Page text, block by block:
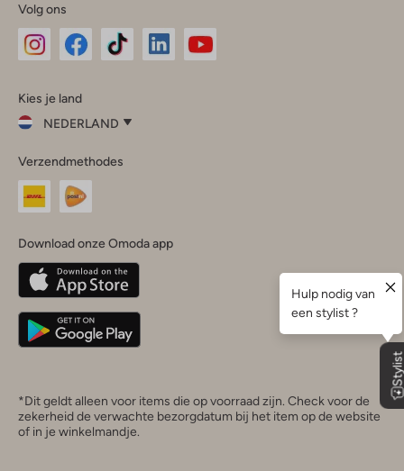
Volg ons
InstagramFacebook
Kies je land
NEDERLAND
je
land
Nederland
Belgique(Français)
Deutschland
Verzendmethodes
Download onze Omoda app
*Dit geldt alleen voor items die op voorraad zijn. Check voor de
zekerheid de verwachte bezorgdatum bij het item op de website
of in je winkelmandje.